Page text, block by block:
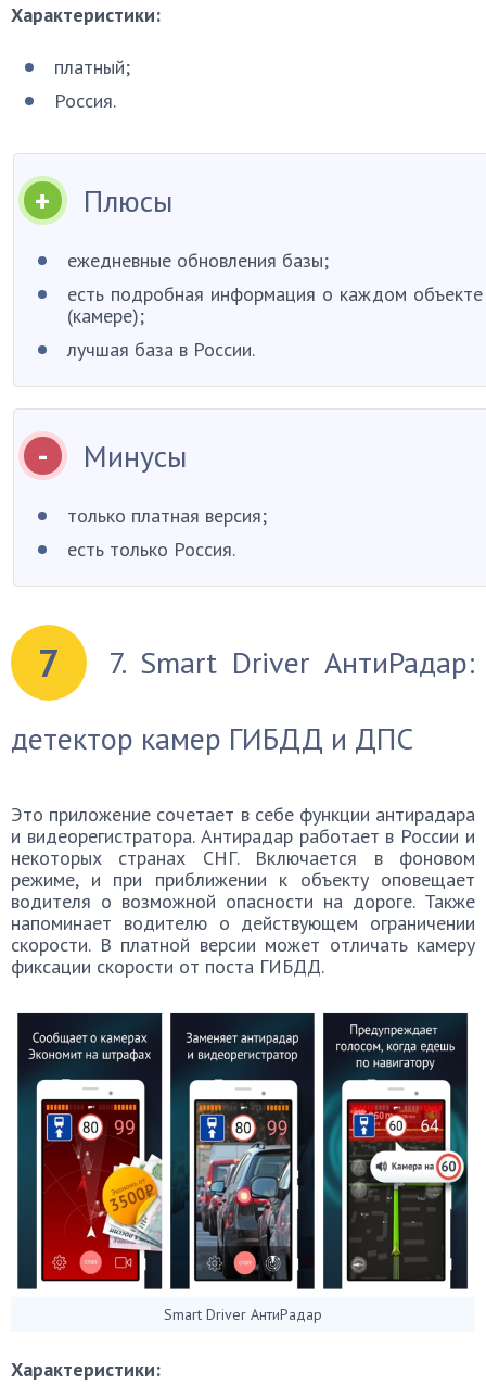
Характеристики:
платный;
Россия.
Плюсы
ежедневные обновления базы;
есть подробная информация о каждом объекте
(камере);
лучшая база в России.
Минусы
только платная версия;
есть только Россия.
7
7. Smart Driver АнтиРадар:
детектор камер ГИБДД и ДПС
Это приложение сочетает в себе функции антирадара
и видеорегистратора. Антирадар работает в России и
некоторых странах СНГ. Включается в фоновом
режиме, и при приближении к объекту оповещает
водителя о возможной опасности на дороге. Также
напоминает водителю о действующем ограничении
скорости. В платной версии может отличать камеру
фиксации скорости от поста ГИБДД.
Smart Driver АнтиРадар
Характеристики: